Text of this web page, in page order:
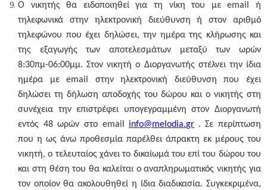
Ο νικητής θα ειδοποιηθεί για τη νίκη του με email ή
τηλεφωνικά στην ηλεκτρονική διεύθυνση ή στον αριθμό
τηλεφώνου που έχει δηλώσει, την ημέρα της κλήρωσης και
της εξαγωγής των αποτελεσμάτων μεταξύ των ωρών
8:30πμ-06:00μμ. Στον νικητή ο Διοργανωτής στέλνει την ίδια
ημέρα με email στην ηλεκτρονική διεύθυνση που έχει
δηλώσει τη δήλωση αποδοχής του δώρου και o νικητής στη
συνέχεια την επιστρέφει υπογεγραμμένη στον Διοργανωτή
εντός 48 ωρών στο email info@melodia.gr . Σε περίπτωση
που η ως άνω προθεσμία παρέλθει άπρακτη εκ μέρους του
νικητή, ο τελευταίος χάνει το δικαίωμά του επί του δώρου του
και στη θέση του θα καλείται ο αναπληρωματικός νικητής για
τον οποίον θα ακολουθηθεί η ίδια διαδικασία. Συγκεκριμένα,